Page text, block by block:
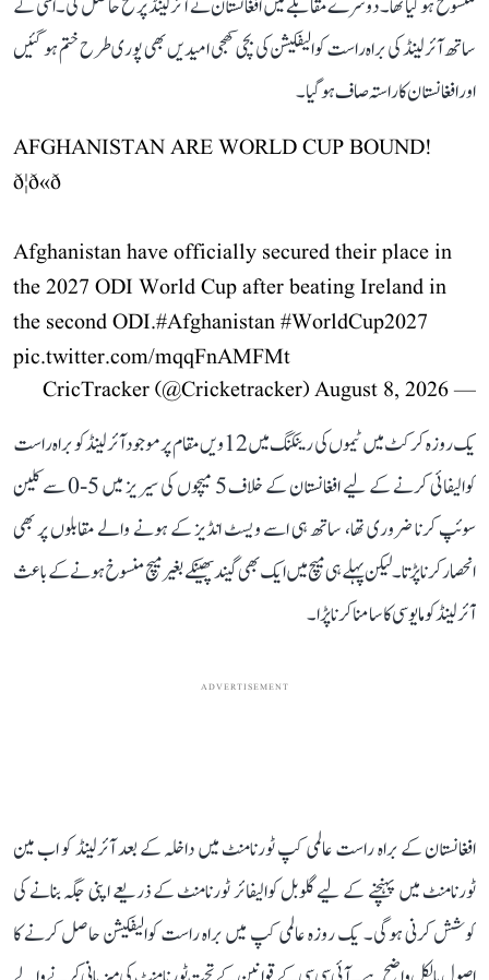
منسوخ ہو گیا تھا۔ دوسرے مقابلے میں افغانستان نے آئرلینڈ پر فتح حاصل کی۔ اسی کے
ساتھ آئرلینڈ کی براہ راست کوالیفکیشن کی بچی کھچی امیدیں بھی پوری طرح ختم ہو گئیں
اور افغانستان کا راستہ صاف ہو گیا۔
AFGHANISTAN ARE WORLD CUP BOUND!
ð¦ð«ð
Afghanistan have officially secured their place in
the 2027 ODI World Cup after beating Ireland in
the second ODI.#Afghanistan#WorldCup2027
pic.twitter.com/mqqFnAMFMt
— CricTracker (@Cricketracker)
August 8, 2026
یک روزہ کرکٹ میں ٹیموں کی رینکنگ میں 12ویں مقام پر موجود آئرلینڈ کو براہ راست
کوالیفائی کرنے کے لیے افغانستان کے خلاف 5 میچوں کی سیریز میں 5-0 سے کلین
سوئپ کرنا ضروری تھا، ساتھ ہی اسے ویسٹ انڈیز کے ہونے والے مقابلوں پر بھی
انحصار کرنا پڑتا۔ لیکن پہلے ہی میچ میں ایک بھی گیند پھینکے بغیر میچ منسوخ ہونے کے باعث
آئرلینڈ کو مایوسی کا سامنا کرنا پڑا۔
ADVERTISEMENT
افغانستان کے براہ راست عالمی کپ ٹورنامنٹ میں داخلہ کے بعد آئرلینڈ کو اب مین
ٹورنامنٹ میں پہنچنے کے لیے گلوبل کوالیفائر ٹورنامنٹ کے ذریعے اپنی جگہ بنانے کی
کوشش کرنی ہوگی۔ یک روزہ عالمی کپ میں براہ راست کوالیفکیشن حاصل کرنے کا